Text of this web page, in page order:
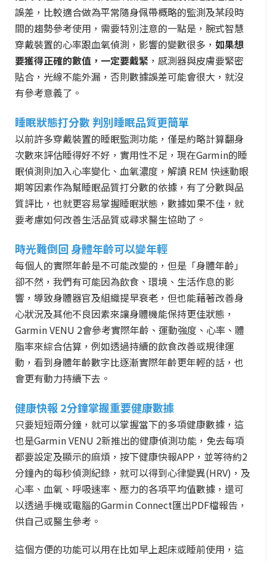
誤差，比較適合做為平常隨身佩帶概略的監測及某段時
間的趨勢參考使用，需要特別注意的一點是，腕式智慧
穿戴裝置的心率跟血氧偵測，影響的變數很多， 如果想
要獲得正確的數值，一定要戴緊 ，感測器與皮膚要緊密
貼合，光線不能外漏，否則數據誤差可能會很大，就沒
有參考意義了。
睡眠狀態打分數 判別睡眠品質更簡單
以前許多穿戴裝置的睡眠監測功能，僅是約略計算翻身
次數來評估睡得好不好，實用性不足，現在Garmin的睡
眠偵測則加入心率變化、血氧濃度，解讀 REM 快速動眼
期等因素作為幫睡眠品質打分數的依據，有了分數與品
質評比，也就更容易掌握睡眠狀態，數據如果不佳，就
要考慮如何改善生活品質或尋求醫生協助了。
時光難倒回 身體年齡可以變年輕
每個人的實際年齡是不可能改變的，但是「身體年齡」
卻不然，我們有可能因為飲食、環境、生活作息的影
響，導致身體器官及組織提早衰老，但也能藉著改善身
心狀況及其他不良因素來讓身體機能保持更佳狀態，
GarminVENU 2會參考實際年齡、運動強度、心率、體
脂率來綜合估算，例如透過持續的飲食改善或規律運
動，看到身體年齡數字比逐漸實際年齡更年輕的話，也
會更有動力持續下去。
健康快報 2分鐘掌握重要健康數據
只要短短兩分鐘，就可以掌握當下的多項健康數據，這
也是GarminVENU 2新推出的健康偵測功能，免去每項
都要設定及顯示的麻煩，按下健康快報APP，並等待約2
分鐘內的每秒偵測紀錄，就可以得到心律變異(HRV)，及
心率、血氧、呼吸速率、壓力的各項平均值數據，還可
以透過手機或電腦的Garmin Connect匯出PDF檔報告，
供自己或醫生參考。
這個方便的功能可以用在比如早上起床或睡前使用，這